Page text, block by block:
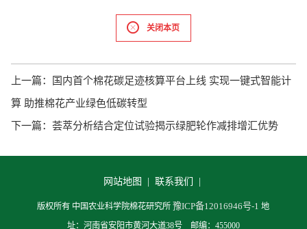
关闭本页
上一篇： 国内首个棉花碳足迹核算平台上线 实现一键式智能计
算 助推棉花产业绿色低碳转型
下一篇： 荟萃分析结合定位试验揭示绿肥轮作减排增汇优势
网站地图 | 联系我们 |
版权所有 中国农业科学院棉花研究所豫ICP备12016946号-1 地
址：河南省安阳市黄河大道38号 邮编：455000